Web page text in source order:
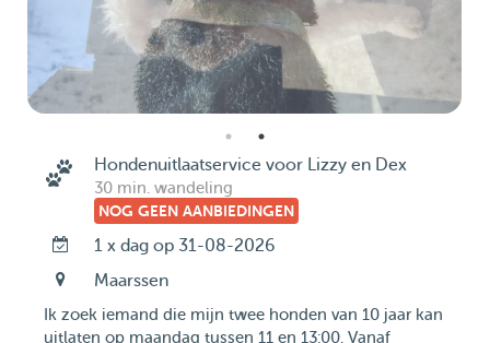
Hondenuitlaatservice voor Lizzy en Dex
30 min. wandeling
NOG GEEN AANBIEDINGEN
1 x dag op 31-08-2026
Maarssen
Ik zoek iemand die mijn twee honden van 10 jaar kan
uitlaten op maandag tussen 11 en 13:00. Vanaf